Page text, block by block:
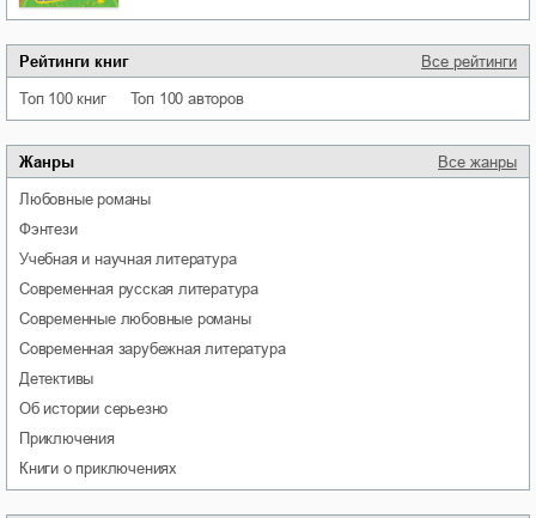
Рейтинги книг Все рейтинги
Топ 100 книг Топ 100 авторов
Жанры Все жанры
любовные романы
фэнтези
учебная и научная литература
современная русская литература
современные любовные романы
современная зарубежная литература
детективы
об истории серьезно
приключения
книги о приключениях